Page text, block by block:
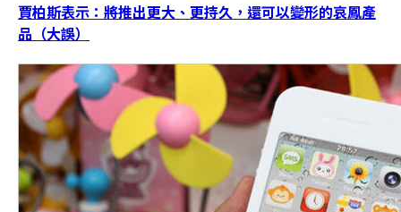
賈柏斯表示：將推出更大、更持久，還可以變形的哀鳳產
品（大誤）